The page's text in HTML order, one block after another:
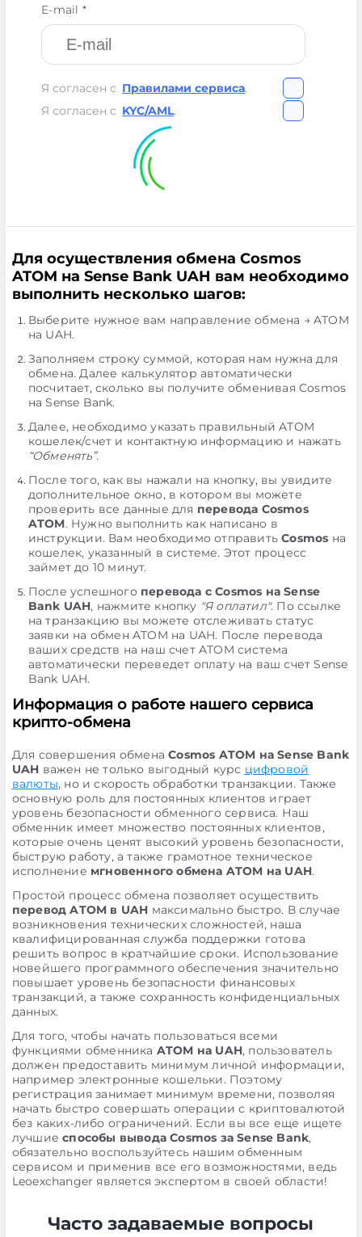
E-mail *
Я согласен с Правилами сервиса.
Я согласен с KYC/AML.
Для осуществления обмена Cosmos
ATOM на Sense Bank UAH вам необходимо
выполнить несколько шагов:
Выберите нужное вам направление обмена → ATOM
на UAH.
Заполняем строку суммой, которая нам нужна для
обмена. Далее калькулятор автоматически
посчитает, сколько вы получите обменивая Cosmos
на Sense Bank.
Далее, необходимо указать правильный ATOM
кошелек/счет и контактную информацию и нажать
“Обменять”.
После того, как вы нажали на кнопку, вы увидите
дополнительное окно, в котором вы можете
проверить все данные для перевода Cosmos
ATOM. Нужно выполнить как написано в
инструкции. Вам необходимо отправитьCosmos на
кошелек, указанный в системе. Этот процесс
займет до 10 минут.
После успешного перевода с Cosmos на Sense
Bank UAH, нажмите кнопку "Я оплатил". По ссылке
на транзакцию вы можете отслеживать статус
заявки на обмен ATOM на UAH. После перевода
ваших средств на наш счет ATOM система
автоматически переведет оплату на ваш счет Sense
Bank UAH.
Информация о работе нашего сервиса
крипто-обмена
Для совершения обменаCosmos ATOM на Sense Bank
UAH важен не только выгодный курс цифровой
валюты, но и скорость обработки транзакции. Также
основную роль для постоянных клиентов играет
уровень безопасности обменного сервиса. Наш
обменник имеет множество постоянных клиентов,
которые очень ценят высокий уровень безопасности,
быструю работу, а также грамотное техническое
исполнение мгновенного обмена ATOM на UAH.
Простой процесс обмена позволяет осуществить
перевод ATOM в UAH максимально быстро. В случае
возникновения технических сложностей, наша
квалифицированная служба поддержки готова
решить вопрос в кратчайшие сроки. Использование
новейшего программного обеспечения значительно
повышает уровень безопасности финансовых
транзакций, а также сохранность конфиденциальных
данных.
Для того, чтобы начать пользоваться всеми
функциями обменника ATOM на UAH, пользователь
должен предоставить минимум личной информации,
например электронные кошельки. Поэтому
регистрация занимает минимум времени, позволяя
начать быстро совершать операции с криптовалютой
без каких-либо ограничений. Если вы все еще ищете
лучшиеспособы вывода Cosmos за Sense Bank,
обязательно воспользуйтесь нашим обменным
сервисом и применив все его возможностями, ведь
Leoexchanger является экспертом в своей области!
Часто задаваемые вопросы